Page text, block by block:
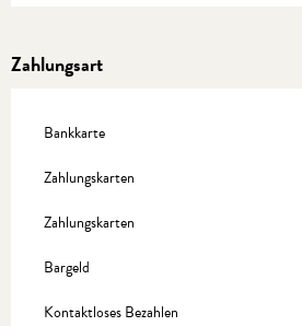
Zahlungsart
Bankkarte
Zahlungskarten
Zahlungskarten
Bargeld
Kontaktloses Bezahlen